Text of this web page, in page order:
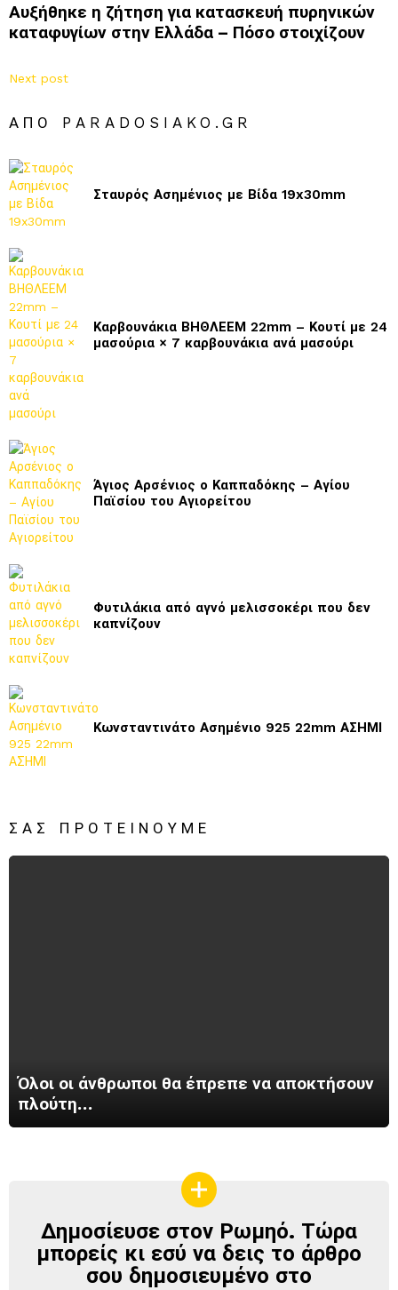
Αυξήθηκε η ζήτηση για κατασκευή πυρηνικών
καταφυγίων στην Ελλάδα – Πόσο στοιχίζουν
Next post
ΑΠΌ PARADOSIAKO.GR
Σταυρός Ασημένιος με Βίδα 19x30mm
Καρβουνάκια ΒΗΘΛΕΕΜ 22mm – Κουτί με 24
μασούρια × 7 καρβουνάκια ανά μασούρι
Άγιος Αρσένιος ο Καππαδόκης – Αγίου
Παϊσίου του Αγιορείτου
Φυτιλάκια από αγνό μελισσοκέρι που δεν
καπνίζουν
Κωνσταντινάτο Ασημένιο 925 22mm ΑΣΗΜΙ
ΣΑΣ ΠΡΟΤΕΊΝΟΥΜΕ
Όλοι οι άνθρωποι θα έπρεπε να αποκτήσουν
πλούτη…
ΔΗΜΟΣΊΕΥΣΕ
ΣΤΟΝ
ΡΩΜΗΌ
Δημοσίευσε στον Ρωμηό. Τώρα
μπορείς κι εσύ να δεις το άρθρο
σου δημοσιευμένο στο